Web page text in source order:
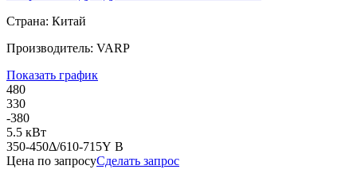
Страна: Китай
Производитель: VARP
Показать график
480
330
-380
5.5 кВт
350-450Δ/610-715Y В
Цена по запросуСделать запрос